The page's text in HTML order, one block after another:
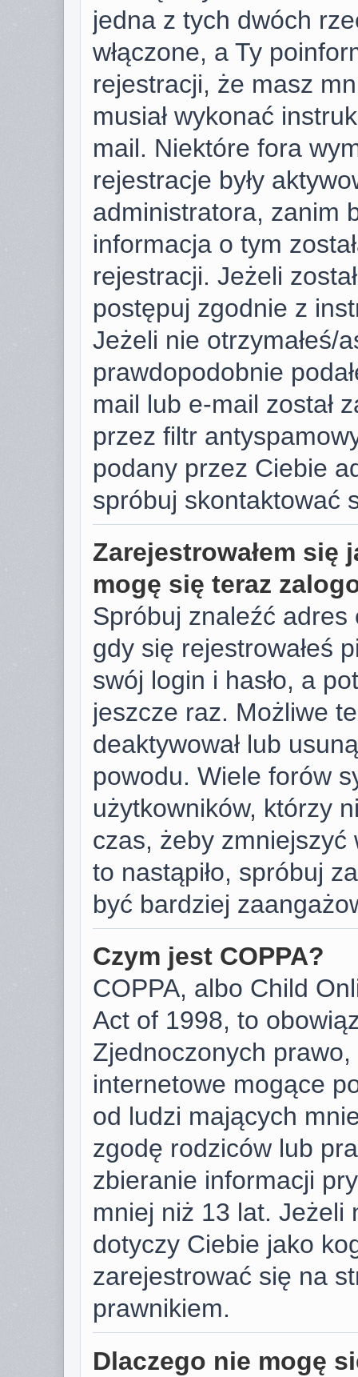
jedna z tych dwóch
włączone, a Ty
rejestracji, że masz
musiał wykonać
mail. Niektóre fora
rejestracje były
administratora, zanim
informacja o tym
rejestracji. Jeżeli
postępuj zgodnie z
Jeżeli nie otrzymałeś/
prawdopodobnie
mail lub e-mail został
przez filtr
podany przez Ciebie
spróbuj skontaktować
Zarejestrowałem się
mogę się teraz
Spróbuj znaleźć adres
gdy się rejestrowałeś
swój login i hasło, a
jeszcze raz. Możliwe
deaktywował lub
powodu. Wiele forów
użytkowników, którzy
czas, żeby
to nastąpiło, spróbuj
być bardziej
Czym jest COPPA?
COPPA, albo Child
Act of 1998, to
Zjednoczonych
internetowe mogące
od ludzi mających
zgodę rodziców lub
zbieranie informacji
mniej niż 13 lat. Jeżeli
dotyczy Ciebie jako
zarejestrować się na
prawnikiem.
Dlaczego nie mogę